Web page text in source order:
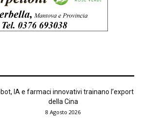
IA e farmaci innovativi trainano l’export
della Cina
8 Agosto 2026